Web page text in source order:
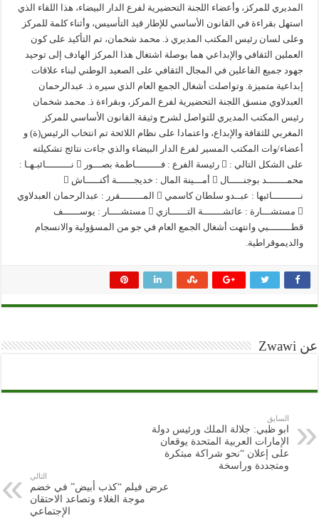
المديري للمركز، وأعضاء اللجنة التحضيرية لفرع الدار البيضاء، هذا اللقاء الذي
استهل بقراءة في القانون الأساسي للإطار قيد التأسيس، وأثناء كلمة للمركز
وعلى لسان رئيس المكتب المديري ذ. محمد شخمان، تم التأكيد على كون
العملين الثقافي والإبداعي هما بوصلة اشتغال هذا المركز الهادف إلى توحيد
جهود جميع الفاعلين في المجال الثقافي على الصعيد الوطني لبناء علاقات
إبداعية متميزة. وتواصلت أشغال الجمع العام الذي سيره ذ. عبدالرحمان
العبدلاوي منسق اللجنة التحضيرية لفرع المركز، وبقراءة ذ. محمد شخمان
رئيس المكتب المديري للتواصل لشرح وثيقة القانون الأساسي للمركز
المغربي للثقافة والإبداع، واعتمادا على نظام اللائحة تم انتخاب الرئيس(ة) و
أعضاء/وات المكتب المسير لفرع الدار البيضاء والذي جاءت نتائج تشكيلته
على الشكل التالي :  رئيسة الفرع : فـــــــــاطمة بصـــور  نـــــــــائبـهـا :
محمـــــــد بوجنـــــال  أمـــينة المال : خديجــــــة أكنـــــاش 
نــــــــــائبها : عبــدو سلطان كاسمي  المــــــــقرر : عبدالرحمان العبدلاوي
 مستشـــارة : عائشـــــــة التــــــازي  مستشــــار : يوســــــف
قطــــــــبي وانتهت أشغال الجمع العام في جو من المسؤولية والانسجام
والديموقراطية.
عن Zwawi
السابق
ابو ظبي: جلالة الملك ورئيس دولة
الإمارات العربية المتحدة يوقعان
على إعلان “نحو شراكة مبتكرة
ومتجددة وراسخة
التالي
عرض فيلم “كذب أبيض” في خضم
موجة الغلاء وتصاعد الاحتقان
الإجتماعي